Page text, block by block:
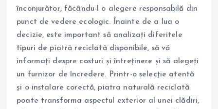
înconjurător, făcându-l o alegere responsabilă din
punct de vedere ecologic. Înainte de a lua o
decizie, este important să analizați diferitele
tipuri de piatră reciclată disponibile, să vă
informați despre costuri și întreținere și să alegeți
un furnizor de încredere. Printr-o selecție atentă
și o instalare corectă, piatra naturală reciclată
poate transforma aspectul exterior al unei clădiri,